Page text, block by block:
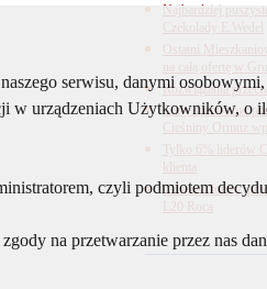
Najbardziej
Czekolady E.Wedel
Ostatni
na całą ofertę w
Rozwiązania
Ceny surowców
Cieśniny Ormuz
Tylko 6% liderów
klienta
Odwaga formy,
L20 Roca
serwisu, danymi
w urządzeniach Użytkowników, o
czyli podmiotem
na przetwarzanie przez nas